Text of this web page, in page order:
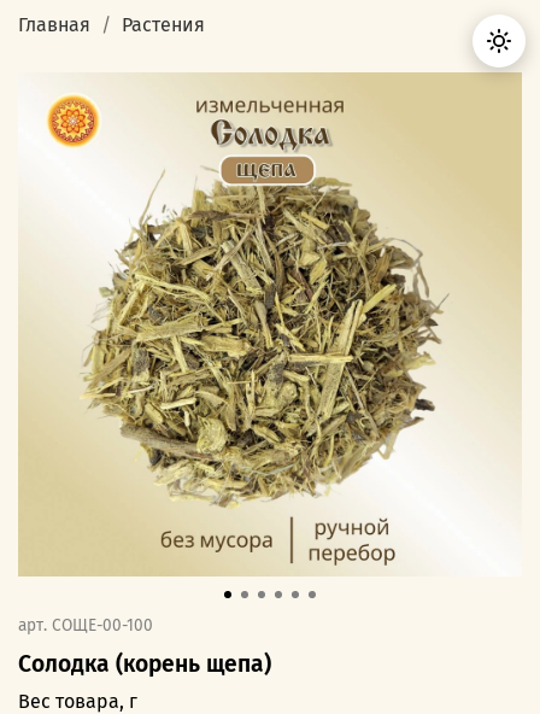
Главная Растения
арт. СОЩЕ-00-100
Солодка (корень щепа)
Вес товара, г